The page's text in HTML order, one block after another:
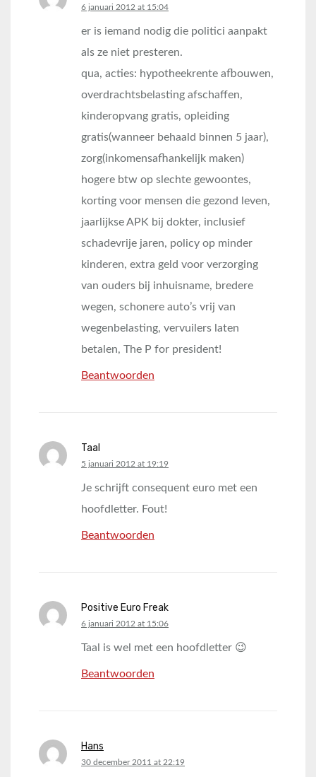
says:
6 januari 2012 at 15:04
er is iemand nodig die politici aanpakt
als ze niet presteren.
qua, acties: hypotheekrente afbouwen,
overdrachtsbelasting afschaffen,
kinderopvang gratis, opleiding
gratis(wanneer behaald binnen 5 jaar),
zorg(inkomensafhankelijk maken)
hogere btw op slechte gewoontes,
korting voor mensen die gezond leven,
jaarlijkse APK bij dokter, inclusief
schadevrije jaren, policy op minder
kinderen, extra geld voor verzorging
van ouders bij inhuisname, bredere
wegen, schonere auto’s vrij van
wegenbelasting, vervuilers laten
betalen, The P for president!
Beantwoorden
Taal
says:
5 januari 2012 at 19:19
Je schrijft consequent euro met een
hoofdletter. Fout!
Beantwoorden
Positive Euro Freak
says:
6 januari 2012 at 15:06
Taal is wel met een hoofdletter 😉
Beantwoorden
Hans
says:
30 december 2011 at 22:19